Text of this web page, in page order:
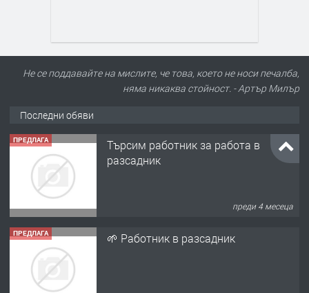
Не се поддавайте на мислите, че това, което не носи печалба,
няма никаква стойност. - Артър Милър
Последни обяви
ПРЕДЛАГА
Търсим работник за работа в
разсадник
преди 4 месеца
ПРЕДЛАГА 🌱 Работник в разсадник